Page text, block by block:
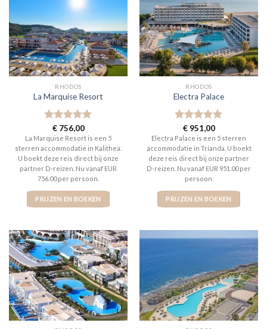
RHODOS
La Marquise Resort
Gewaardeerd
5uit 5
€756,00
La Marquise Resort is een 5
sterren accommodatie in Kalithea.
U boekt deze reis direct bij onze
partner D-reizen. Nu vanaf EUR
756.00 per persoon.
PRIJZEN EN BOEKEN
RHODOS
Electra Palace
Gewaardeerd
5uit 5
€951,00
Electra Palace is een 5 sterren
accommodatie in Trianda. U boekt
deze reis direct bij onze partner
D-reizen. Nu vanaf EUR 951.00 per
persoon.
PRIJZEN EN BOEKEN